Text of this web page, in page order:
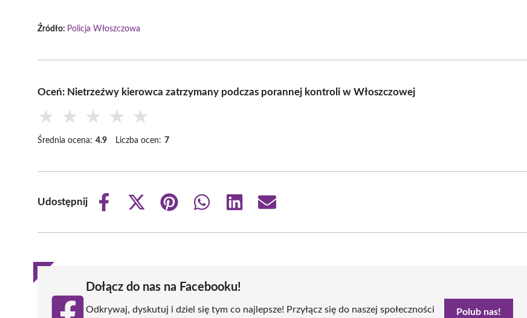
Źródło: Policja Włoszczowa
Oceń: Nietrzeźwy kierowca zatrzymany podczas porannej kontroli w Włoszczowej
★ ★ ★ ★ ★
Średnia ocena: 4.9 Liczba ocen: 7
Udostępnij
Share
Share
(Twitter)
Share
Share
Share
Share
Dołącz do nas na Facebooku!
Odkrywaj, dyskutuj i dziel się tym co najlepsze! Przyłącz się do naszej społeczności
Polub nas!